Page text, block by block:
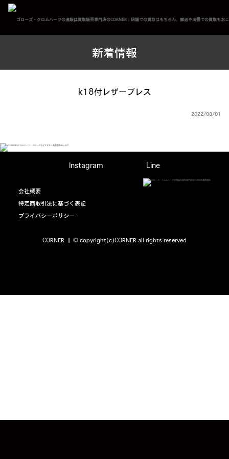
新着情報
k18付レザーブレス
2022/08/01
Instagram Line
会社概要
特定商取引法に基づく表記
プライバシーポリシー
CORNER ‖ © copyright(c)CORNER all rights reserved